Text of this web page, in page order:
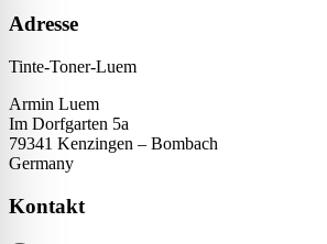
Adresse
Tinte-Toner-Luem
Armin Luem
Im Dorfgarten 5a
79341 Kenzingen – Bombach
Germany
Kontakt